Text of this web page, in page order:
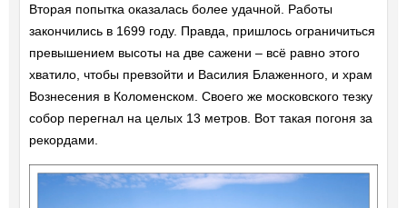
Вторая попытка оказалась более удачной. Работы
закончились в 1699 году. Правда, пришлось ограничиться
превышением высоты на две сажени – всё равно этого
хватило, чтобы превзойти и Василия Блаженного, и храм
Вознесения в Коломенском. Своего же московского тезку
собор перегнал на целых 13 метров. Вот такая погоня за
рекордами.